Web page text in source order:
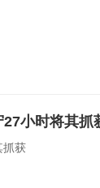
小时将其抓
抓获